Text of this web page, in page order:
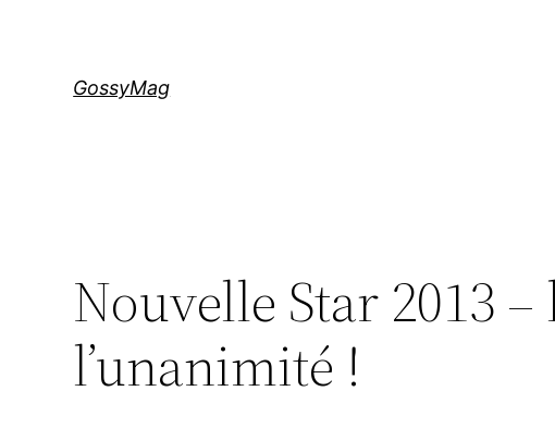
GossyMag
Nouvelle Star 2013
l’unanimité !